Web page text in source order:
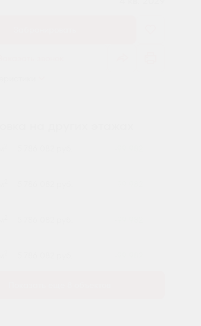
звонок
на других этажах